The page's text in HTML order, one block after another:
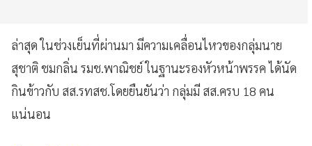
ล่าสุด ในช่วงเย็นที่ผ่านมา มีความเคลื่อนไหวของกลุ่มนาย
สุชาติ ชมกลิ่น รมช.พาณิชย์ ในฐานะรองหัวหน้าพรรค ได้นัด
กินข้าวกับ สส.รทสช.โดยยืนยันว่า กลุ่มมี สส.ครบ 18 คน
แน่นอน